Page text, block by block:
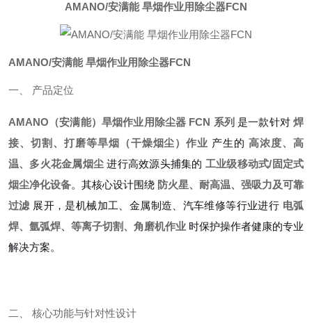
AMANO/安满能 旱烟作业用除尘器FCN
AMANO/安满能 旱烟作业用除尘器FCN
一、 产品定位
AMANO（安满能）旱烟作业用除尘器 FCN 系列 是一款针对焊
接、切割、打磨等旱烟（干燥烟尘）作业 产生的高浓度、高
温、多火花金属烟尘 进行高效源头捕集的 工业级移动式/固定式
烟尘净化设备。其核心设计围绕 防火星、耐高温、强吸力及可靠
过滤 展开，是机械加工、金属制造、汽车维修等行业进行 电弧
焊、氩弧焊、等离子切割、角磨机作业 时保护操作者健康的专业
解决方案。
二、 核心功能与针对性设计